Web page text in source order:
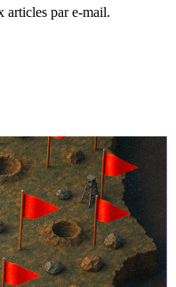
articles par e-mail.